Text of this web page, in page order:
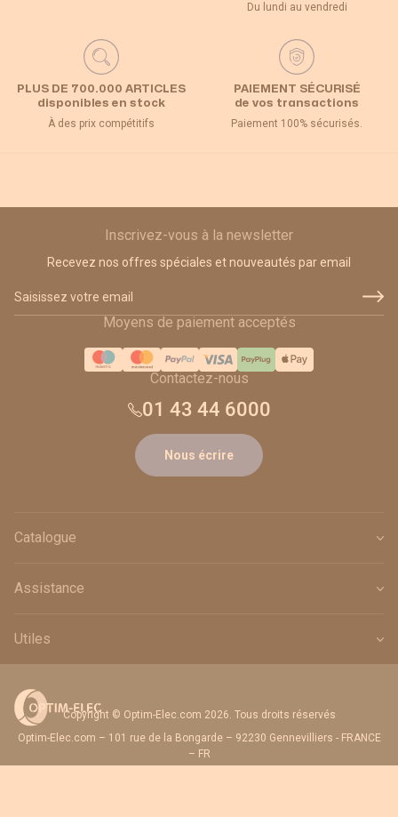
Du lundi au vendredi
PLUS DE 700.000 ARTICLES
disponibles en stock
À des prix compétitifs
PAIEMENT SÉCURISÉ
de vos transactions
Paiement 100% sécurisés.
Inscrivez-vous à la newsletter
Recevez nos offres spéciales et nouveautés par email
Moyens de paiement acceptés
Contactez-nous
01 43 44 6000
Nous écrire
Catalogue
Assistance
Utiles
Copyright © Optim-Elec.com 2026. Tous droits réservés
Optim-Elec.com – 101 rue de la Bongarde – 92230 Gennevilliers - FRANCE
– FR